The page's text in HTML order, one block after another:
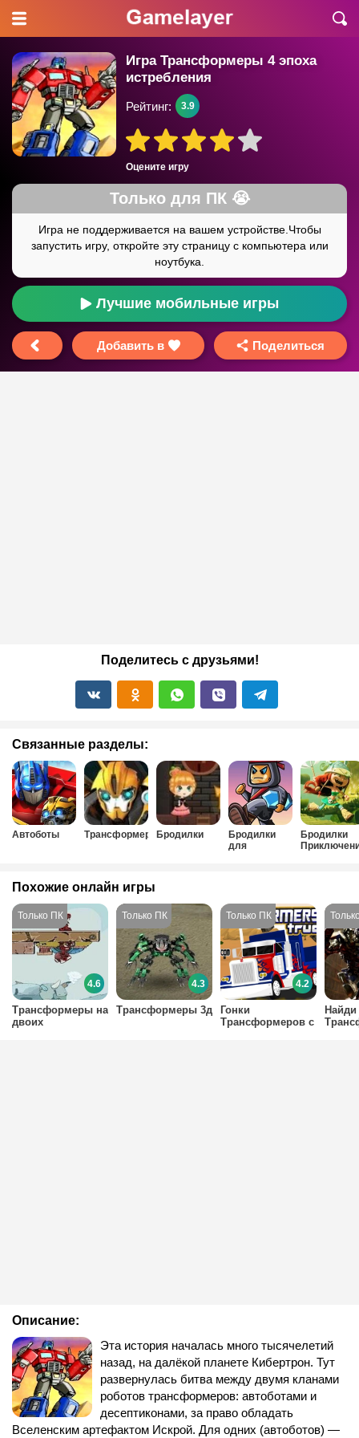
Игра Трансформеры 4 эпоха
истребления
Оцените игру
Рейтинг: 3.9
Лучшие мобильные игры
Добавить в Поделиться
Поделитесь с друзьями!
Связанные разделы:
Автоботы ТрансформерыБродилки
Бродилки
для
Бродилки
Описание:
Эта история началась много тысячелетий
назад, на далёкой планете Кибертрон. Тут
развернулась битва между двумя кланами
роботов трансформеров: автоботами и
десептиконами, за право обладать
Вселенским артефактом Искрой. Для одних (автоботов) —
Похожие онлайн игры
Трансформеры на
двоих
4.6
Трансформеры 3д
4.3
Гонки
Трансформеров с
4.2